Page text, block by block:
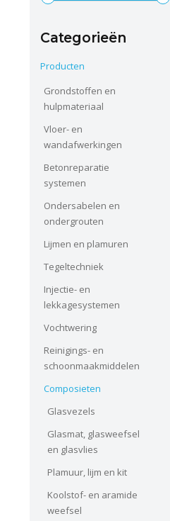
Categorieën
Producten
Grondstoffen en
hulpmateriaal
Vloer- en
wandafwerkingen
Betonreparatie
systemen
Ondersabelen en
ondergrouten
Lijmen en plamuren
Tegeltechniek
Injectie- en
lekkagesystemen
Vochtwering
Reinigings- en
schoonmaakmiddelen
Composieten
Glasvezels
Glasmat, glasweefsel
en glasvlies
Plamuur, lijm en kit
Koolstof- en aramide
weefsel